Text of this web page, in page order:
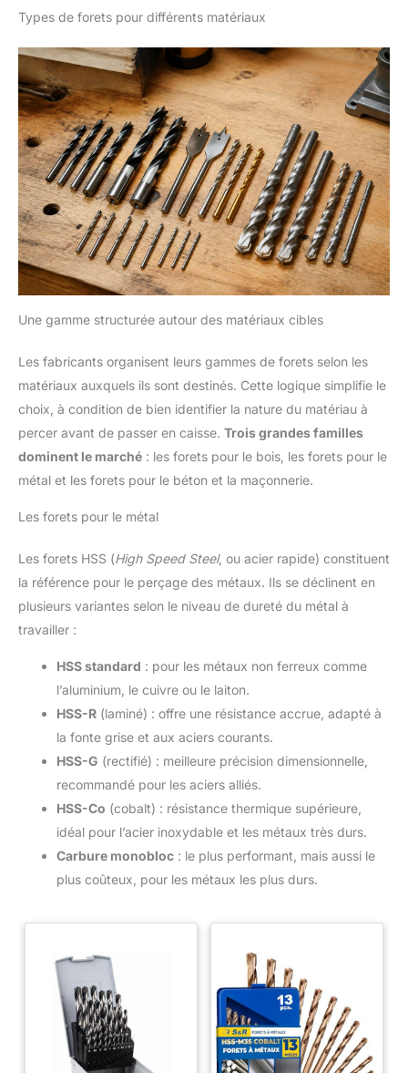
Types de forets pour différents matériaux
Une gamme structurée autour des matériaux cibles
Les fabricants organisent leurs gammes de forets selon les
matériaux auxquels ils sont destinés. Cette logique simplifie le
choix, à condition de bien identifier la nature du matériau à
percer avant de passer en caisse. Trois grandes familles
dominent le marché : les forets pour le bois, les forets pour le
métal et les forets pour le béton et la maçonnerie.
Les forets pour le métal
Les forets HSS (High Speed Steel, ou acier rapide) constituent
la référence pour le perçage des métaux. Ils se déclinent en
plusieurs variantes selon le niveau de dureté du métal à
travailler :
HSS standard : pour les métaux non ferreux comme
l’aluminium, le cuivre ou le laiton.
HSS-R (laminé) : offre une résistance accrue, adapté à
la fonte grise et aux aciers courants.
HSS-G (rectifié) : meilleure précision dimensionnelle,
recommandé pour les aciers alliés.
HSS-Co (cobalt) : résistance thermique supérieure,
idéal pour l’acier inoxydable et les métaux très durs.
Carbure monobloc : le plus performant, mais aussi le
plus coûteux, pour les métaux les plus durs.